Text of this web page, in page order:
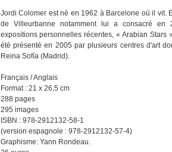
Jordi Colomer est né en 1962 à Barcelone où il vit.
de Villeurbanne notamment lui a consacré en
expositions personnelles récentes, « Arabian Stars
été présenté en 2005 par plusieurs centres d'art
Reina Sofía (Madrid).
Français / Anglais
Format : 21 x 26,5 cm
288 pages
295 images
ISBN : 978-2912132-58-1
(version espagnole : 978-2912132-57-4)
Graphisme: Yann Rondeau.